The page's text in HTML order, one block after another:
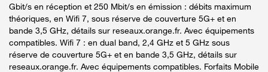
Gbit/s en réception et 250 Mbit/s en émission : débits maximum
théoriques, en Wifi 7, sous réserve de couverture 5G+ et en
bande 3,5 GHz, détails sur reseaux.orange.fr. Avec équipements
compatibles. Wifi 7 : en dual band, 2,4 GHz et 5 GHz sous
réserve de couverture 5G+ et en bande 3,5 GHz, détails sur
reseaux.orange.fr. Avec équipements compatibles. Forfaits Mobile